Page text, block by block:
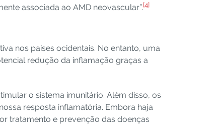
associada ao AMD neovascular”.[4]
nos países ocidentais. No entanto, uma
redução da inflamação graças a
o sistema imunitário. Além disso, os
resposta inflamatória. Embora haja
tratamento e prevenção das doenças